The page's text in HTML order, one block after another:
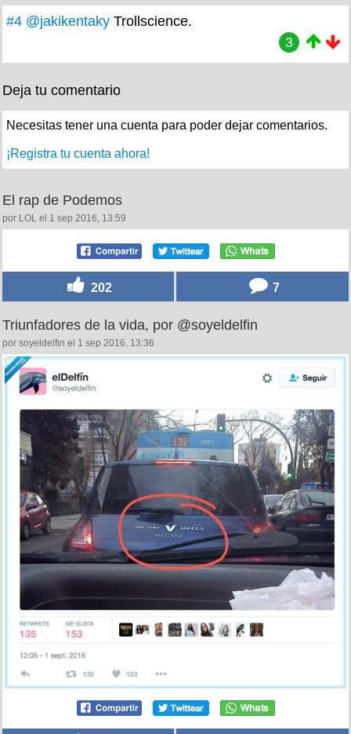
#4 @jakikentaky Trollscience.
3
Deja tu comentario
Necesitas tener una cuenta para poder dejar comentarios.
¡Registra tu cuenta ahora!
El rap de Podemos
por LOL el 1 sep 2016, 13:59
202 7
Triunfadores de la vida, por @soyeldelfin
por soyeldelfin el 1 sep 2016, 13:36